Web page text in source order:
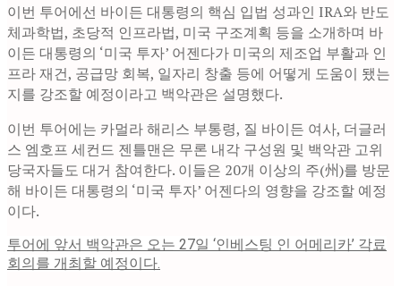
이번 투어에선 바이든 대통령의 핵심 입법 성과인 IRA와 반도
체과학법, 초당적 인프라법, 미국 구조계획 등을 소개하며 바
이든 대통령의 ‘미국 투자’ 어젠다가 미국의 제조업 부활과 인
프라 재건, 공급망 회복, 일자리 창출 등에 어떻게 도움이 됐는
지를 강조할 예정이라고 백악관은 설명했다.
이번 투어에는 카멀라 해리스 부통령, 질 바이든 여사, 더글러
스 엠호프 세컨드 젠틀맨은 무론 내각 구성원 및 백악관 고위
당국자들도 대거 참여한다. 이들은 20개 이상의 주(州)를 방문
해 바이든 대통령의 ‘미국 투자’ 어젠다의 영향을 강조할 예정
이다.
투어에 앞서 백악관은 오는 27일 ‘인베스팅 인 어메리카’ 각료
회의를 개최할 예정이다.